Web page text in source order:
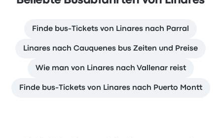
Finde bus-Tickets von Linares nach Parral
Linares nach Cauquenes bus Zeiten und Preise
Wie man von Linares nach Vallenar reist
Finde bus-Tickets von Linares nach Puerto Montt